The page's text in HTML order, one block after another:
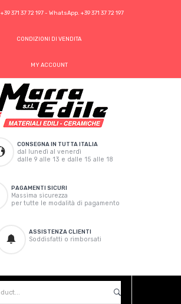
+39 371 37 72 197- WhatsApp. +39 371 37 72 197
CONDIZIONI DI VENDITA
MY ACCOUNT
CONSEGNA IN TUTTA ITALIA
dal lunedì al venerdì
dalle 9 alle 13 e dalle 15 alle 18
PAGAMENTI SICURI
Massima sicurezza
per tutte le modalità di pagamento
ASSISTENZA CLIENTI
Soddisfatti o rimborsati